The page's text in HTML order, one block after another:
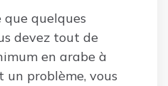
que quelques
devez tout de
en arabe à
un problème, vous